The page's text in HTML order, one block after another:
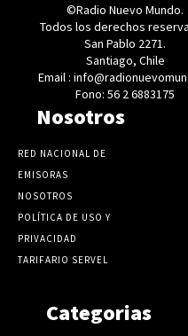
©Radio Nuevo Mundo.
Todos los derechos
San Pablo 2271.
Santiago, Chile
Email :
Fono: 56 2 6883175
Nosotros
RED NACIONAL DE
EMISORAS
NOSOTROS
POLÍTICA DE USO Y
PRIVACIDAD
TARIFARIO SERVEL
Categorias